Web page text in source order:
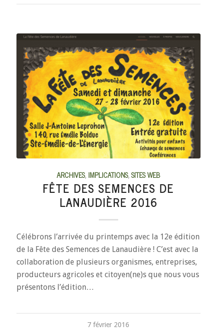
ARCHIVES, IMPLICATIONS,SITES WEB
FÊTE DES SEMENCES DE
LANAUDIÈRE 2016
Célébrons l’arrivée du printemps avec la 12e édition
de la Fête des Semences de Lanaudière ! C’est avec la
collaboration de plusieurs organismes, entreprises,
producteurs agricoles et citoyen(ne)s que nous vous
présentons l’édition…
7 février 2016